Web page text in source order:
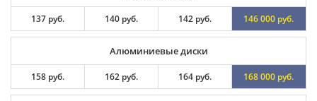
137 руб. 140 руб. 142 руб. 146 000 руб.
Алюминиевые диски
158 руб. 162 руб. 164 руб. 168 000 руб.